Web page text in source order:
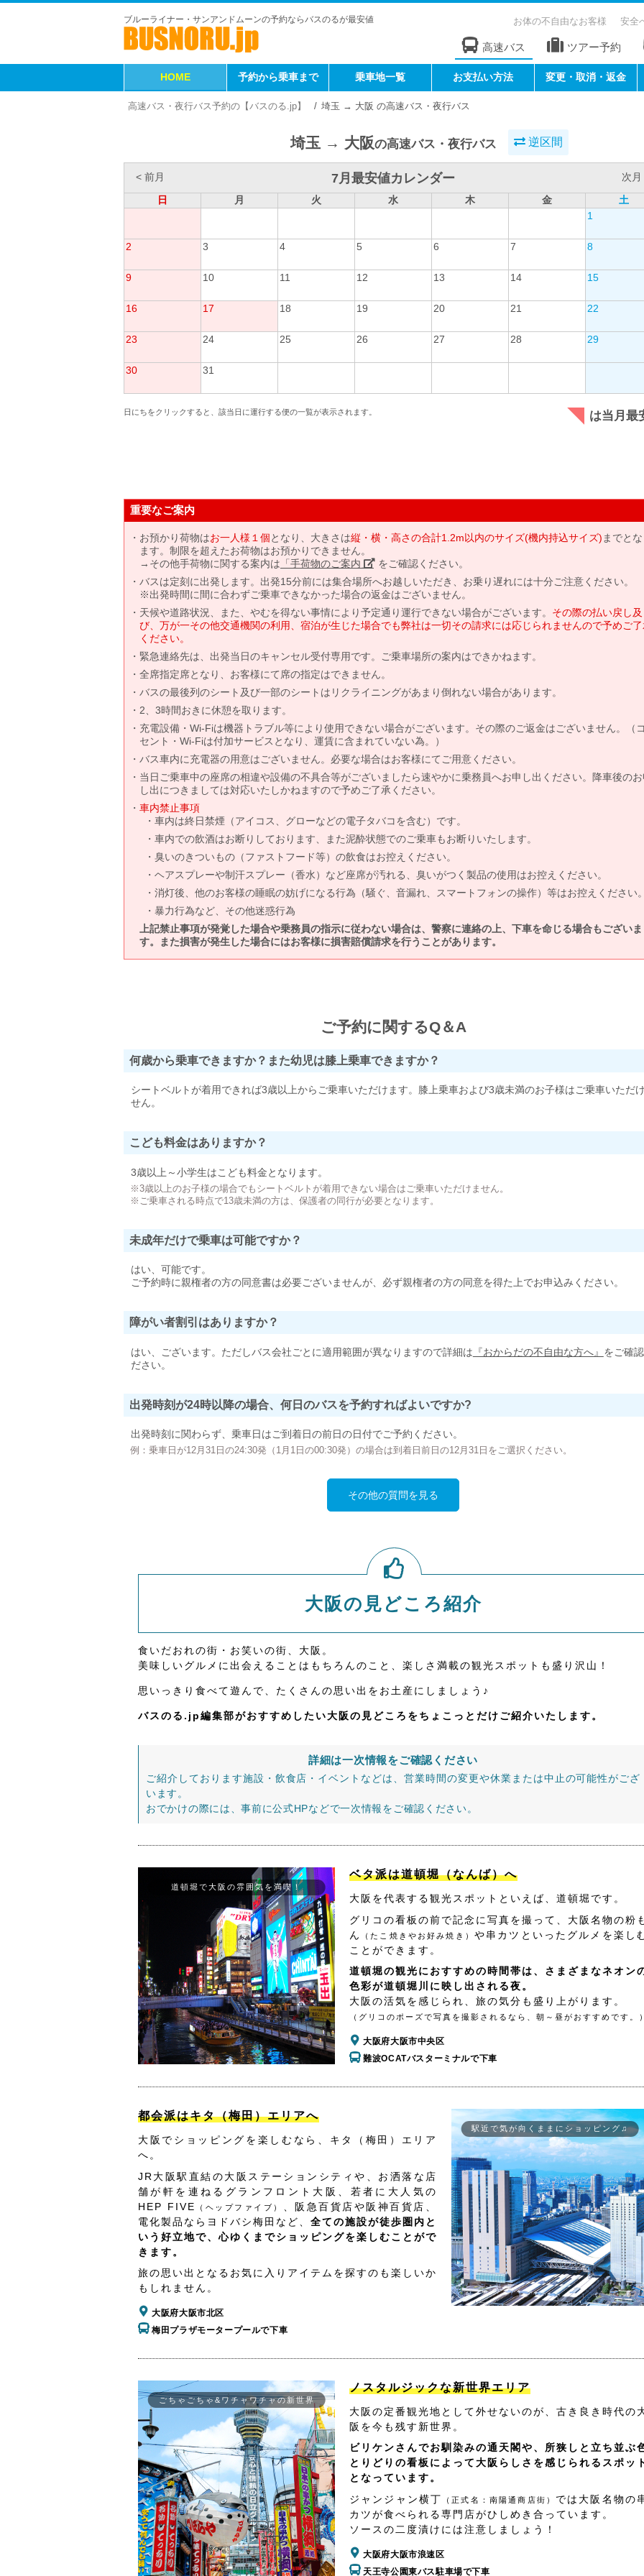
ブルーライナー・サンアンドムーンの予約ならバスのるが最安値 お体の不自由なお客様 安全
高速バス ツアー予約
HOME 予約から乗車まで 乗車地一覧 お支払い方法 変更・取消・返金
高速バス・夜行バス予約の【バスのる.jp】 埼玉 → 大阪 の高速バス・夜行バス
埼玉 → 大阪の高速バス・夜行バス 逆区間
< 前月 7月最安値カレンダー
次月
日
月 火 水 木 金
土
1
2 3 4 5 6 7 8
9 10 11 12 13 14 15
16 17 18 19 20 21 22
23 24 25 26 27 28 29
30 31
日にちをクリックすると、該当日に運行する便の一覧が表示されます。 は当月最
重要なご案内
お預かり荷物はお一人様１個となり、大きさは縦・横・高さの合計1.2m以内のサイズ(機内持込サイズ) までと
ます。制限を超えたお荷物はお預かりできません。
→その他手荷物に関する案内は 「手荷物のご案内」 をご確認ください。
バスは定刻に出発します。出発15分前には集合場所へお越しいただき、お乗り遅れには十分ご注意ください。
※出発時間に間に合わずご乗車できなかった場合の返金はございません。
天候や道路状況、また、やむを得ない事情により予定通り運行できない場合がございます。 その際の払い戻し及
び、万が一その他交通機関の利用、宿泊が生じた場合でも弊社は一切その請求には応じられませんので予めご
ください。
緊急連絡先は、出発当日のキャンセル受付専用です。ご乗車場所の案内はできかねます。
全席指定席となり、お客様にて席の指定はできません。
バスの最後列のシート及び一部のシートはリクライニングがあまり倒れない場合があります。
2、3時間おきに休憩を取ります。
充電設備・Wi-Fiは機器トラブル等により使用できない場合がございます。その際のご返金はございません。（
セント・Wi-Fiは付加サービスとなり、運賃に含まれていない為。）
バス車内に充電器の用意はございません。必要な場合はお客様にてご用意ください。
当日ご乗車中の座席の相違や設備の不具合等がございましたら速やかに乗務員へお申し出ください。降車後の
し出につきましては対応いたしかねますので予めご了承ください。
車内禁止事項
車内は終日禁煙（アイコス、グローなどの電子タバコを含む）です。
車内での飲酒はお断りしております、また泥酔状態でのご乗車もお断りいたします。
臭いのきついもの（ファストフード等）の飲食はお控えください。
ヘアスプレーや制汗スプレー（香水）など座席が汚れる、臭いがつく製品の使用はお控えください。
消灯後、他のお客様の睡眠の妨げになる行為（騒ぐ、音漏れ、スマートフォンの操作）等はお控えください
暴力行為など、その他迷惑行為
上記禁止事項が発覚した場合や乗務員の指示に従わない場合は、警察に連絡の上、下車を命じる場合もございま
す。また損害が発生した場合にはお客様に損害賠償請求を行うことがあります。
ご予約に関するQ＆A
何歳から乗車できますか？また幼児は膝上乗車できますか？
シートベルトが着用できれば3歳以上からご乗車いただけます。膝上乗車および3歳未満のお子様はご乗車いただ
せん。
こども料金はありますか？
3歳以上～小学生はこども料金となります。
※3歳以上のお子様の場合でもシートベルトが着用できない場合はご乗車いただけません。
※ご乗車される時点で13歳未満の方は、保護者の同行が必要となります。
未成年だけで乗車は可能ですか？
はい、可能です。
ご予約時に親権者の方の同意書は必要ございませんが、必ず親権者の方の同意を得た上でお申込みください。
障がい者割引はありますか？
はい、ございます。ただしバス会社ごとに適用範囲が異なりますので詳細は 『おからだの不自由な方へ』 をご確
ださい。
出発時刻が24時以降の場合、何日のバスを予約すればよいですか?
出発時刻に関わらず、乗車日はご到着日の前日の日付でご予約ください。
例：乗車日が12月31日の24:30発（1月1日の00:30発）の場合は到着日前日の12月31日をご選択ください。
その他の質問を見る
大阪の見どころ紹介
食いだおれの街・お笑いの街、大阪。
美味しいグルメに出会えることはもちろんのこと、楽しさ満載の観光スポットも盛り沢山！
思いっきり食べて遊んで、たくさんの思い出をお土産にしましょう♪
バスのる.jp編集部がおすすめしたい大阪の見どころをちょこっとだけご紹介いたします。
詳細は一次情報をご確認ください
ご紹介しております施設・飲食店・イベントなどは、営業時間の変更や休業または中止の可能性がござ
います。
おでかけの際には、事前に公式HPなどで一次情報をご確認ください。
道頓堀で大阪の雰囲気を満喫！
ベタ派は道頓堀（なんば）へ
大阪を代表する観光スポットといえば、道頓堀です。
グリコの看板の前で記念に写真を撮って、大阪名物の粉
ん
（たこ焼きやお好み焼き） や串カツといったグルメを楽し
ことができます。
道頓堀の観光におすすめの時間帯は、さまざまなネオン
色彩が道頓堀川に映し出される夜。
大阪の活気を感じられ、旅の気分も盛り上がります。
（グリコのポーズで写真を撮影されるなら、朝～昼がおすすめです。
大阪府大阪市中央区
難波OCATバスターミナルで下車
都会派はキタ（梅田）エリアへ
大阪でショッピングを楽しむなら、キタ（梅田）エリア
へ。
JR大阪駅直結の大阪ステーションシティや、お洒落な店
舗が軒を連ねるグランフロント大阪、若者に大人気の
HEP FIVE
（ヘップファイブ）
、阪急百貨店や阪神百貨店、
電化製品ならヨドバシ梅田など、 全ての施設が徒歩圏内と
いう好立地で、心ゆくまでショッピングを楽しむことがで
きます。
旅の思い出となるお気に入りアイテムを探すのも楽しいか
もしれません。
大阪府大阪市北区
梅田プラザモータープールで下車
駅近で気が向くままにショッピング♫
ごちゃごちゃ&ワチャワチャの新世界
ノスタルジックな新世界エリア
大阪の定番観光地として外せないのが、古き良き時代の
阪を今も残す新世界。
ビリケンさんでお馴染みの通天閣や、所狭しと立ち並ぶ
とりどりの看板によって大阪らしさを感じられるスポッ
となっています。
ジャンジャン横丁
（正式名：南陽通商店街） では大阪名物の
カツが食べられる専門店がひしめき合っています。
ソースの二度漬けには注意しましょう！
大阪府大阪市浪速区
天王寺公園東バス駐車場で下車